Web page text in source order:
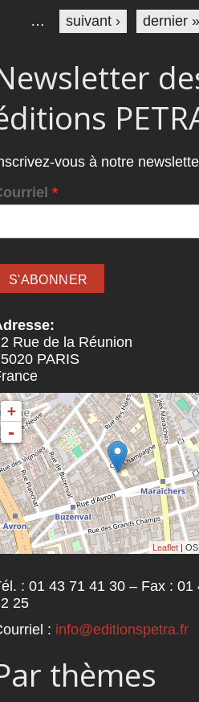
… suivant › dernier »
vous à notre
*
Rue de la Réunion
PARIS
+
-
Leaflet |
: 01 43 71 41 30 – Fax : 01
25
: info@editionspetra.fr
thèmes